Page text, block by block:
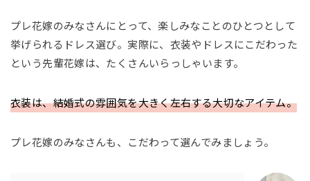
プレ花嫁のみなさんにとって、楽しみなことのひとつとして
挙げられるドレス選び。実際に、衣装やドレスにこだわった
という先輩花嫁は、たくさんいらっしゃいます。
衣装は、結婚式の雰囲気を大きく左右する大切なアイテム。
プレ花嫁のみなさんも、こだわって選んでみましょう。